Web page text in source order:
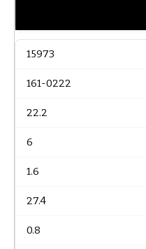
15973
161-0222
22.2
6
1.6
27.4
0.8